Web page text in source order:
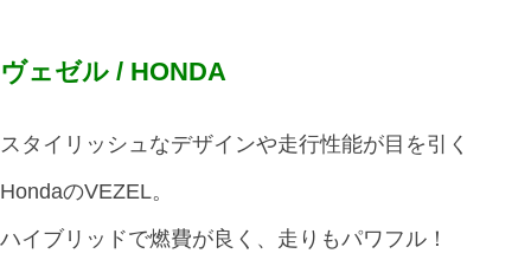
ヴェゼル / HONDA
スタイリッシュなデザインや走行性能が目を引く
HondaのVEZEL。
ハイブリッドで燃費が良く、走りもパワフル！